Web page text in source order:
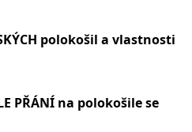
polokošil a vlastnosti
PŘÁNÍ na polokošile se